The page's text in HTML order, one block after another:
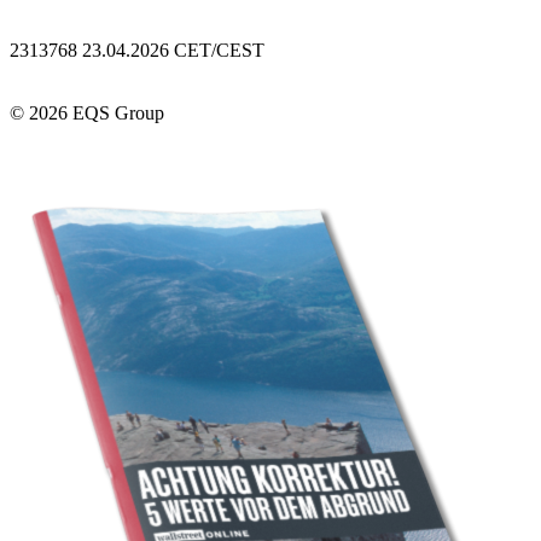
2313768 23.04.2026 CET/CEST
© 2026 EQS Group